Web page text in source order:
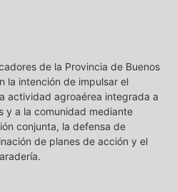
de la Provincia de Buenos
la intención de impulsar el
actividad agroaérea integrada a
y a la comunidad mediante
conjunta, la defensa de
de planes de acción y el